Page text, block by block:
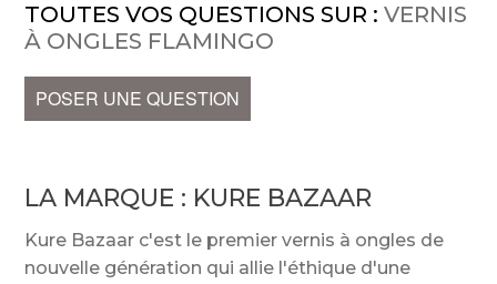
TOUTES VOS QUESTIONS SUR :VERNIS
À ONGLES FLAMINGO
POSER UNE QUESTION
LA MARQUE : KURE BAZAAR
Kure Bazaar c'est le premier vernis à ongles de
nouvelle génération qui allie l'éthique d'une